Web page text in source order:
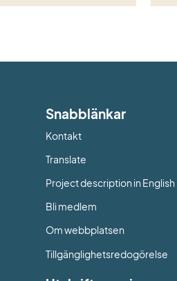
Snabblänkar
Kontakt
TranslateLänk till annan
Project description in English
Bli medlem
Om webbplatsen
Tillgänglighetsredogörelse